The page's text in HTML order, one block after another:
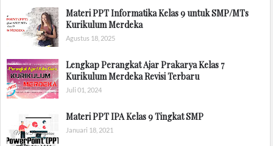
Materi PPT Informatika Kelas 9 untuk SMP/MTs
Kurikulum Merdeka
Agustus 18, 2025
Lengkap Perangkat Ajar Prakarya Kelas 7
Kurikulum Merdeka Revisi Terbaru
Juli 01, 2024
Materi PPT IPA Kelas 9 Tingkat SMP
Januari 18, 2021